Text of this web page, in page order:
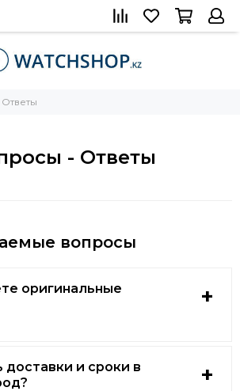
- Ответы
вопросы
оригинальные
доставки и сроки в